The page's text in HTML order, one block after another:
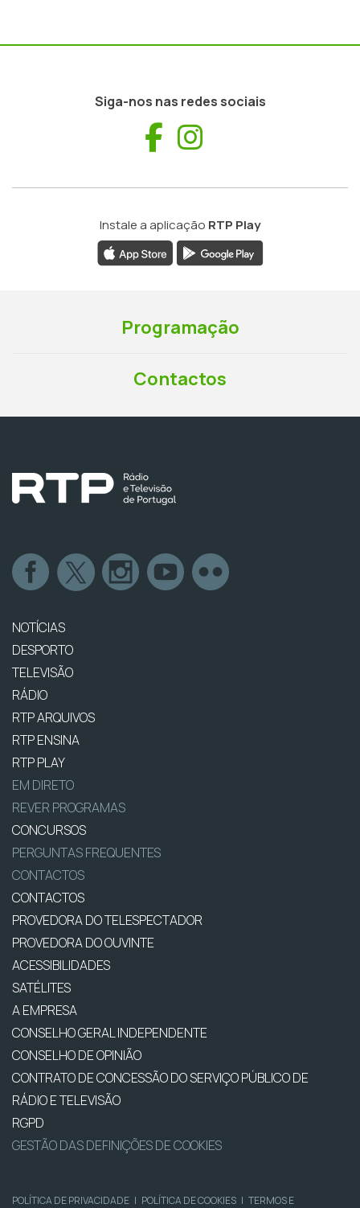
Siga-nos nas redes sociais
Facebook
Instale a aplicação RTP Play
Programação
Contactos
NOTÍCIAS
DESPORTO
TELEVISÃO
RÁDIO
RTP ARQUIVOS
RTP ENSINA
RTP PLAY
EM DIRETO
REVER PROGRAMAS
CONCURSOS
PERGUNTAS FREQUENTES
CONTACTOS
CONTACTOS
PROVEDORA DO TELESPECTADOR
PROVEDORA DO OUVINTE
ACESSIBILIDADES
SATÉLITES
A EMPRESA
CONSELHO GERAL INDEPENDENTE
CONSELHO DE OPINIÃO
CONTRATO DE CONCESSÃO DO SERVIÇO PÚBLICO DE
RÁDIO E TELEVISÃO
RGPD
GESTÃO DAS DEFINIÇÕES DE COOKIES
POLÍTICA DE PRIVACIDADE | POLÍTICA DE COOKIES | TERMOS E